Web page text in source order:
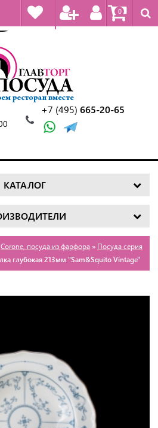
0
+7 (495) 665-20-65
КАТАЛОГ
Corone, посуда из фарфора » Посуда серия
глубокая 213мм "Sam&Squito Vintage"